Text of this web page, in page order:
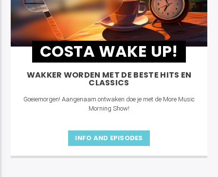
COSTA WAKE UP!
WAKKER WORDEN MET DE BESTE HITS EN
CLASSICS
Goeiemorgen! Aangenaam ontwaken doe je met de More Music
Morning Show!
INFO AND EPISODES